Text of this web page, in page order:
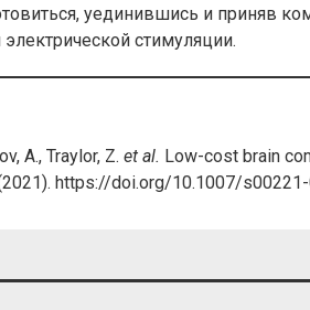
уединившись и приняв
стимуляции.
A., Traylor, Z. et al. Low-cost brain
https://doi.org/10.1007/